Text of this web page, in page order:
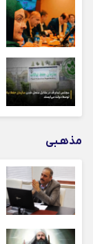
مذهـبی